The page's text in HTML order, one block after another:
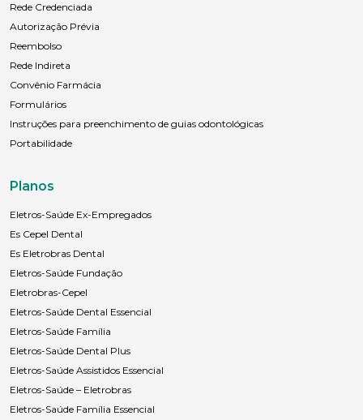
Rede Credenciada
Autorização Prévia
Reembolso
Rede Indireta
Convênio Farmácia
Formulários
Instruções para preenchimento de guias odontológicas
Portabilidade
Planos
Eletros-Saúde Ex-Empregados
Es Cepel Dental
Es Eletrobras Dental
Eletros-Saúde Fundação
Eletrobras-Cepel
Eletros-Saúde Dental Essencial
Eletros-Saúde Família
Eletros-Saúde Dental Plus
Eletros-Saúde Assistidos Essencial
Eletros-Saúde – Eletrobras
Eletros-Saúde Família Essencial